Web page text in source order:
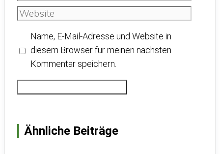
Mail-
Adresse
Website
Name, E-Mail-Adresse und Website in
diesem Browser für meinen nächsten
Kommentar speichern.
Ähnliche Beiträge